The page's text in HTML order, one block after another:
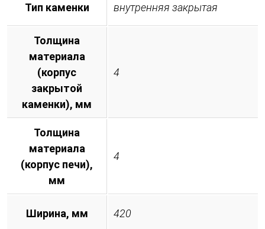
Тип каменки внутренняя закрытая
Толщина
материала
(корпус
закрытой
каменки), мм
4
Толщина
материала
(корпус печи),
мм
4
Ширина, мм 420